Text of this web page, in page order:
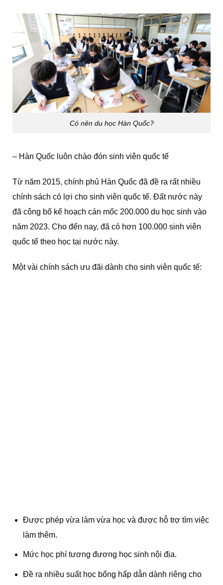
Có nên du học Hàn Quốc?
– Hàn Quốc luôn chào đón sinh viên quốc tế
Từ năm 2015, chính phủ Hàn Quốc đã đề ra rất nhiều
chính sách có lợi cho sinh viên quốc tế. Đất nước này
đã công bố kế hoạch cán mốc 200.000 du học sinh vào
năm 2023. Cho đến nay, đã có hơn 100.000 sinh viên
quốc tế theo học tại nước này.
Một vài chính sách ưu đãi dành cho sinh viên quốc tế:
Được phép vừa làm vừa học và được hỗ trợ tìm việc
làm thêm.
Mức học phí tương đương học sinh nội địa.
Đề ra nhiều suất học bổng hấp dẫn dành riêng cho